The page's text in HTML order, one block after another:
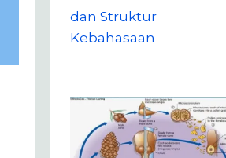
dan Struktur
Kebahasaan